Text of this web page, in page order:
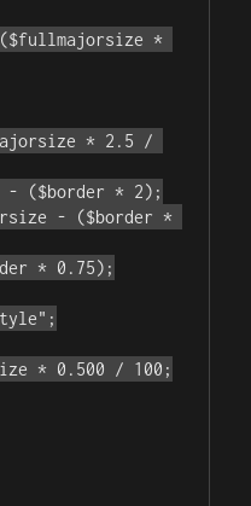
*
* 2.5 /
- ($border * 2);
- ($border *
* 0.75);
* 0.500 / 100;